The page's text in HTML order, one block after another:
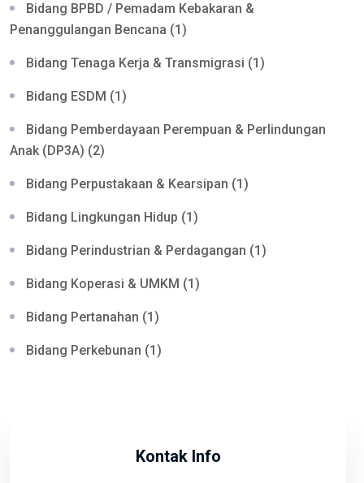
Bidang BPBD / Pemadam Kebakaran &
Penanggulangan Bencana (1)
Bidang Tenaga Kerja & Transmigrasi (1)
Bidang ESDM (1)
Bidang Pemberdayaan Perempuan & Perlindungan
Anak (DP3A) (2)
Bidang Perpustakaan & Kearsipan (1)
Bidang Lingkungan Hidup (1)
Bidang Perindustrian & Perdagangan (1)
Bidang Koperasi & UMKM (1)
Bidang Pertanahan (1)
Bidang Perkebunan (1)
Kontak Info